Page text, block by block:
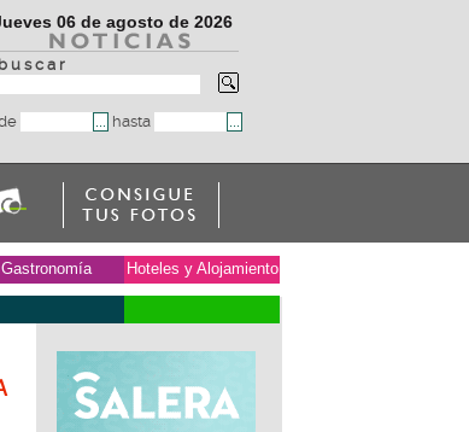
06 de agosto de 2026
b u s c a r
hasta
Gastronomía Hoteles y Alojamiento